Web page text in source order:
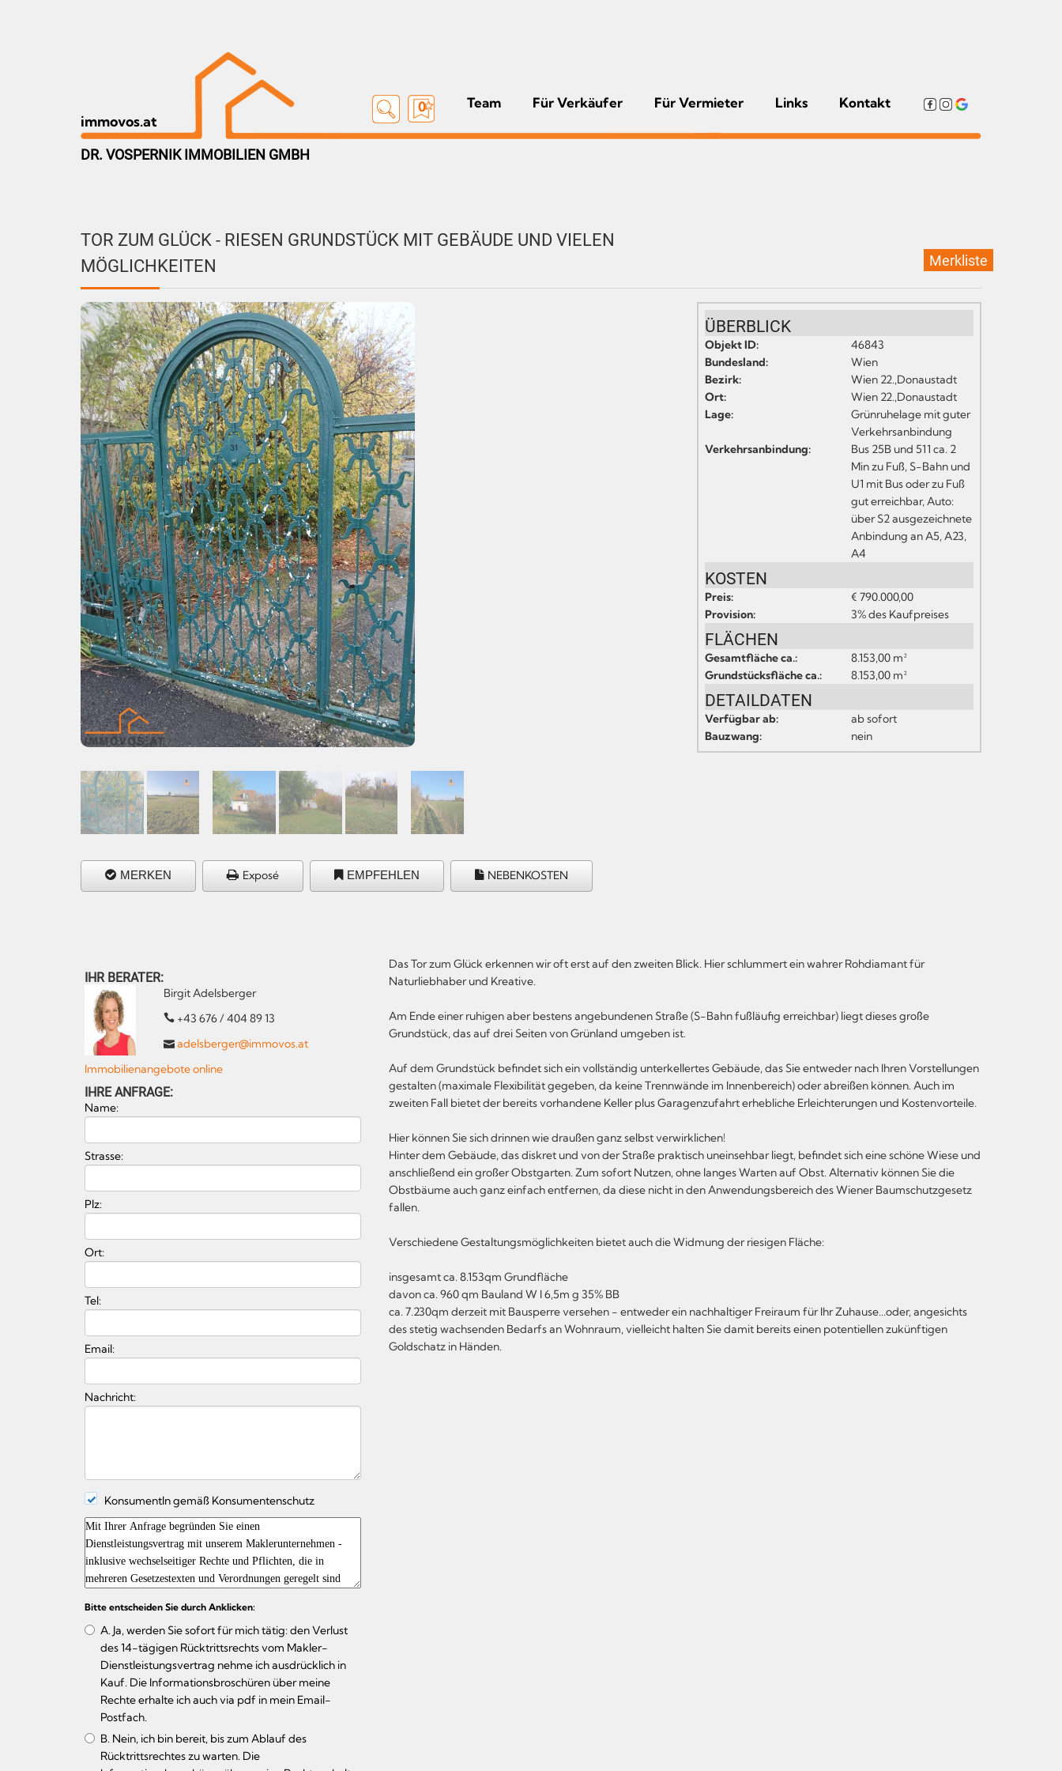
immovos.at
0 Team Für Verkäufer Für Vermieter Links Kontakt
DR. VOSPERNIK IMMOBILIEN GMBH
TOR ZUM GLÜCK - RIESEN GRUNDSTÜCK MIT GEBÄUDE UND VIELEN
MÖGLICHKEITEN
Merkliste
MERKEN Exposé EMPFEHLEN NEBENKOSTEN
ÜBERBLICK
Objekt ID:
46843
Bundesland:
Wien
Bezirk:
Wien 22.,Donaustadt
Ort:
Wien 22.,Donaustadt
Lage:
Grünruhelage mit guter
Verkehrsanbindung
Verkehrsanbindung:
Bus 25B und 511 ca. 2
Min zu Fuß, S-Bahn und
U1 mit Bus oder zu Fuß
gut erreichbar, Auto:
über S2 ausgezeichnete
Anbindung an A5, A23,
A4
KOSTEN
Preis:
€ 790.000,00
Provision:
3% des Kaufpreises
FLÄCHEN
Gesamtfläche ca.:
8.153,00 m²
Grundstücksfläche ca.:
8.153,00 m²
DETAILDATEN
Verfügbar ab:
ab sofort
Bauzwang:
nein
IHR BERATER:
Birgit Adelsberger
+43 676 / 404 89 13
adelsberger@immovos.at
Immobilienangebote online
IHRE ANFRAGE:
Name:
Strasse:
Plz:
Ort:
Tel:
Email:
Nachricht:
KonsumentIn gemäß Konsumentenschutz
Bitte entscheiden Sie durch Anklicken:
A. Ja, werden Sie sofort für mich tätig: den Verlust
des 14-tägigen Rücktrittsrechts vom Makler-
Dienstleistungsvertrag nehme ich ausdrücklich in
Kauf. Die Informationsbroschüren über meine
Rechte erhalte ich auch via pdf in mein Email-
Postfach.
B. Nein, ich bin bereit, bis zum Ablauf des
Rücktrittsrechtes zu warten. Die
Das Tor zum Glück erkennen wir oft erst auf den zweiten Blick. Hier schlummert ein wahrer Rohdiamant für
Naturliebhaber und Kreative.
Am Ende einer ruhigen aber bestens angebundenen Straße (S-Bahn fußläufig erreichbar) liegt dieses große
Grundstück, das auf drei Seiten von Grünland umgeben ist.
Auf dem Grundstück befindet sich ein vollständig unterkellertes Gebäude, das Sie entweder nach Ihren Vorstellungen
gestalten (maximale Flexibilität gegeben, da keine Trennwände im Innenbereich) oder abreißen können. Auch im
zweiten Fall bietet der bereits vorhandene Keller plus Garagenzufahrt erhebliche Erleichterungen und Kostenvorteile.
Hier können Sie sich drinnen wie draußen ganz selbst verwirklichen!
Hinter dem Gebäude, das diskret und von der Straße praktisch uneinsehbar liegt, befindet sich eine schöne Wiese und
anschließend ein großer Obstgarten. Zum sofort Nutzen, ohne langes Warten auf Obst. Alternativ können Sie die
Obstbäume auch ganz einfach entfernen, da diese nicht in den Anwendungsbereich des Wiener Baumschutzgesetz
fallen.
Verschiedene Gestaltungsmöglichkeiten bietet auch die Widmung der riesigen Fläche:
insgesamt ca. 8.153qm Grundfläche
davon ca. 960 qm Bauland W I 6,5m g 35% BB
ca. 7.230qm derzeit mit Bausperre versehen - entweder ein nachhaltiger Freiraum für Ihr Zuhause...oder, angesichts
des stetig wachsenden Bedarfs an Wohnraum, vielleicht halten Sie damit bereits einen potentiellen zukünftigen
Goldschatz in Händen.